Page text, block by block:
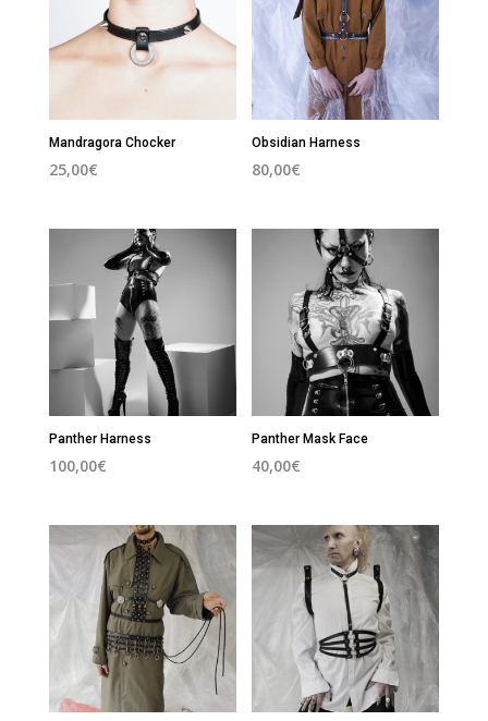
Mandragora Chocker
25,00€
Obsidian Harness
80,00€
Panther Harness
100,00€
Panther Mask Face
40,00€